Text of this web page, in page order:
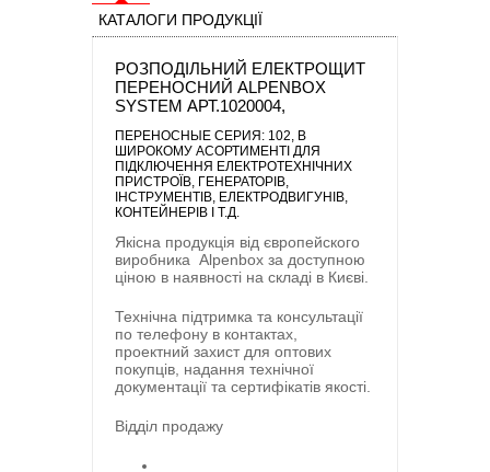
КАТАЛОГИ ПРОДУКЦІЇ
РОЗПОДІЛЬНИЙ ЕЛЕКТРОЩИТ
ПЕРЕНОСНИЙ ALPENBOX
SYSTEM АРТ.1020004,
ПЕРЕНОСНЫЕ CЕРИЯ: 102, В
ШИРОКОМУ АСОРТИМЕНТІ ДЛЯ
ПІДКЛЮЧЕННЯ ЕЛЕКТРОТЕХНІЧНИХ
ПРИСТРОЇВ, ГЕНЕРАТОРІВ,
ІНСТРУМЕНТІВ, ЕЛЕКТРОДВИГУНІВ,
КОНТЕЙНЕРІВ І Т.Д.
Якісна продукція від європейского
виробника Alpenbox за доступною
ціною в наявності на складі в Києві.
Технічна підтримка та консультації
по телефону в контактах,
проектний захист для оптових
покупців, надання технічної
документації та сертифікатів якості.
Відділ продажу